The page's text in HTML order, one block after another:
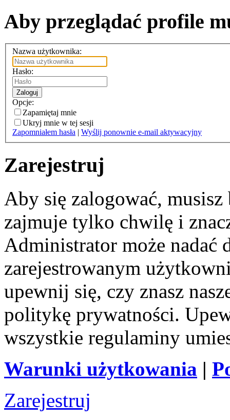
Aby przeglądać profile
Nazwa użytkownika:
Hasło:
Zaloguj
Opcje:
Zapamiętaj mnie
Ukryj mnie w tej sesji
Zapomniałem hasła | Wyślij ponownie e-mail aktywacyjny
Zarejestruj
Aby się zalogować,
zajmuje tylko chwilę i
Administrator może nadać
zarejestrowanym
upewnij się, czy znasz
politykę prywatności.
wszystkie regulaminy
Warunki użytkowania |
Zarejestruj